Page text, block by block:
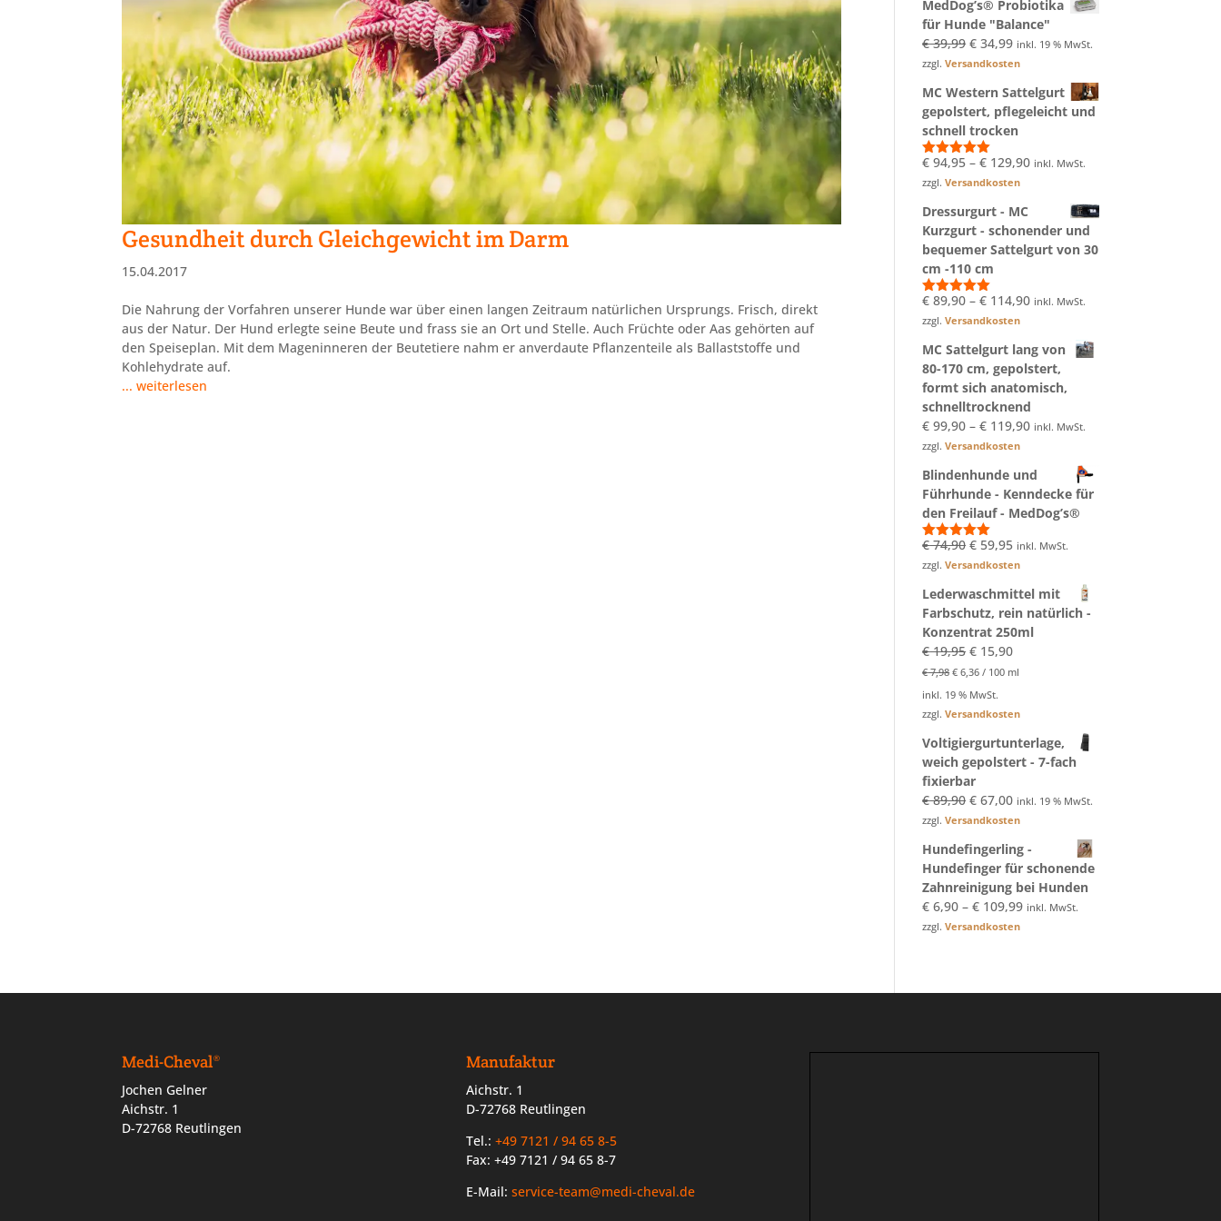
Gesundheit durch Gleichgewicht im Darm
15.04.2017
Die Nahrung der Vorfahren unserer Hunde war über einen langen Zeitraum natürlichen Ursprungs. Frisch, direkt
aus der Natur. Der Hund erlegte seine Beute und frass sie an Ort und Stelle. Auch Früchte oder Aas gehörten auf
den Speiseplan. Mit dem Mageninneren der Beutetiere nahm er anverdaute Pflanzenteile als Ballaststoffe und
Kohlehydrate auf.
... weiterlesen
€ 34,99€ 29,99.
MedDog’s® Probiotika
für Hunde "Balance"
€39,99 Ursprünglicher
Preis
€ 39,99
€ 34,99Aktueller
Preis
€ 34,99.
inkl. 19 % MwSt.
zzgl.Versandkosten
MC Western Sattelgurt
gepolstert, pflegeleicht und
schnell trocken
Bewertet
mit5.00
von 5
€ 94,95 –€ 129,90 inkl. MwSt.
zzgl.Versandkosten
Dressurgurt - MC
Kurzgurt - schonender und
bequemer Sattelgurt von 30
cm -110 cm
Bewertet
mit5.00
von 5
€ 89,90 –€ 114,90 inkl. MwSt.
zzgl.Versandkosten
MC Sattelgurt lang von
80-170 cm, gepolstert,
formt sich anatomisch,
schnelltrocknend
€ 99,90 –€ 119,90 inkl. MwSt.
zzgl.Versandkosten
Blindenhunde und
Führhunde - Kenndecke für
den Freilauf - MedDog’s®
Bewertet
mit5.00
von 5
€74,90 Ursprünglicher
Preis
€ 74,90
€ 59,95Aktueller
Preis
€ 59,95.
inkl. MwSt.
zzgl.Versandkosten
Lederwaschmittel mit
Farbschutz, rein natürlich -
Konzentrat 250ml
€19,95 Ursprünglicher
Preis
war:
€ 19,95
€ 15,90Aktueller
Preis
€7,98 € 6,36 / 100 ml
inkl. 19 % MwSt.
zzgl.Versandkosten
Voltigiergurtunterlage,
weich gepolstert - 7-fach
fixierbar
€89,90 Ursprünglicher
Preis
€ 89,90
€ 67,00Aktueller
Preis
€ 67,00.
inkl. 19 % MwSt.
zzgl.Versandkosten
Hundefingerling -
Hundefinger für schonende
Zahnreinigung bei Hunden
€ 6,90 –€ 109,99 inkl. MwSt.
zzgl.Versandkosten
Medi-Cheval®
Jochen Gelner
Aichstr. 1
D-72768 Reutlingen
Manufaktur
Aichstr. 1
D-72768 Reutlingen
Tel.: +49 7121 / 94 65 8-5
Fax: +49 7121 / 94 65 8-7
E-Mail: service-team@medi-cheval.de